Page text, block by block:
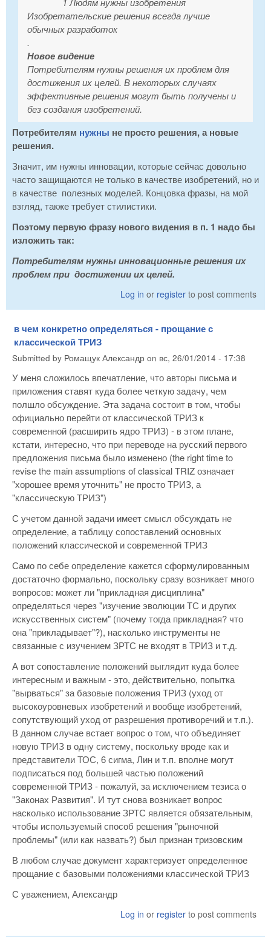
Изобретательские решения всегда лучше
обычных разработок
.
Новое видение
Потребителям нужны решения их проблем для
достижения их целей. В некоторых случаях
эффективные решения могут быть получены и
без создания изобретений.
Потребителям нужны не просто решения, а новые
решения.
Значит, им нужны инновации, которые сейчас довольно
часто защищаются не только в качестве изобретений, но и
в качестве полезных моделей. Концовка фразы, на мой
взгляд, также требует стилистики.
Поэтому первую фразу нового видения в п. 1 надо бы
изложить так:
Потребителям нужны инновационные решения их
проблем при достижении их целей.
Log in or register to post comments
в чем конкретно определяться - прощание с
классической ТРИЗ
Submitted by Ромащук Александр on вс, 26/01/2014 - 17:38
У меня сложилось впечатление, что авторы письма и
приложения ставят куда более четкую задачу, чем
полшло обсуждение. Эта задача состоит в том, чтобы
официально перейти от классической ТРИЗ к
современной (расширить ядро ТРИЗ) - в этом плане,
кстати, интересно, что при переводе на русский первого
предложения письма было изменено (the right time to
revise the main assumptions of classical TRIZ означает
"хорошее время уточнить" не просто ТРИЗ, а
"классическую ТРИЗ")
С учетом данной задачи имеет смысл обсуждать не
определение, а таблицу сопоставлений основных
положений классической и современной ТРИЗ
Само по себе определение кажется сформулированным
достаточно формально, поскольку сразу возникает много
вопросов: может ли "прикладная дисциплина"
определяться через "изучение эволюции ТС и других
искусственных систем" (почему тогда прикладная? что
она "прикладывает"?), насколько инструменты не
связанные с изучением ЗРТС не входят в ТРИЗ и т.д.
А вот сопоставление положений выглядит куда более
интересным и важным - это, действительно, попытка
"вырваться" за базовые положения ТРИЗ (уход от
высокоуровневых изобретений и вообще изобретений,
сопутствующий уход от разрешения противоречий и т.п.).
В данном случае встает вопрос о том, что объединяет
новую ТРИЗ в одну систему, поскольку вроде как и
представители ТОС, 6 сигма, Лин и т.п. вполне могут
подписаться под большей частью положений
современной ТРИЗ - пожалуй, за исключением тезиса о
"Законах Развития". И тут снова возникает вопрос
насколько использование ЗРТС является обязательным,
чтобы используемый способ решения "рыночной
проблемы" (или как назвать?) был признан тризовским
В любом случае документ характеризует определенное
прощание с базовыми положениями классической ТРИЗ
С уважением, Александр
Log in or register to post comments